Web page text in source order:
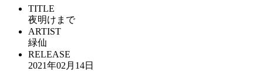
TITLE
夜明けまで
ARTIST
緑仙
RELEASE
2021年02月14日